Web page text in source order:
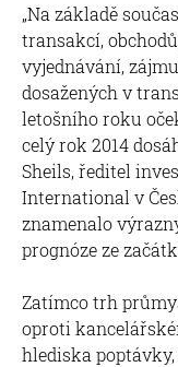
„Na základě
transakcí,
vyjednávání,
dosažených v
letošního roku
celý rok 2014
Sheils, ředitel
International v
znamenalo
prognóze ze
Zatímco trh
oproti
hlediska